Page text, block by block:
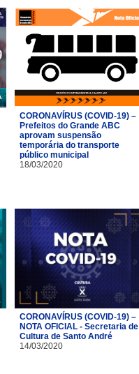
CORONAVÍRUS (COVID-19) –
Prefeitos do Grande ABC
aprovam suspensão
temporária do transporte
público municipal
18/03/2020
CORONAVÍRUS (COVID-19) –
NOTA OFICIAL - Secretaria de
Cultura de Santo André
14/03/2020